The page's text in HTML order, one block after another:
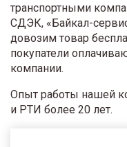
транспортными
СДЭК, «Байкал-
довозим товар
покупатели
компании.
Опыт работы нашей
и РТИ более 20 лет.